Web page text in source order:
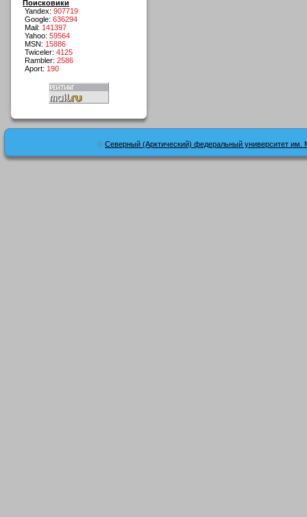
Поисковики
Yandex: 907719
Google: 636294
Mail: 141397
Yahoo: 59564
MSN: 15886
Twiceler: 4125
Rambler: 2586
Aport: 190
© Северный (Арктический) федеральный университет